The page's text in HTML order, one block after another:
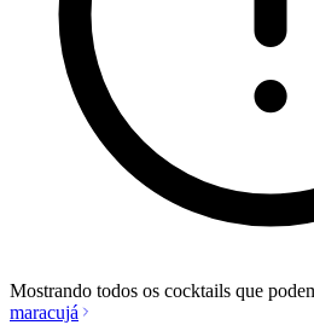
Mostrando todos os cocktails que
maracujá